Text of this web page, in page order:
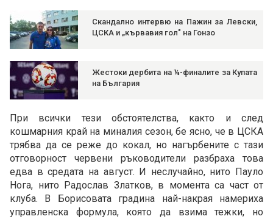
Скандално интервю на Пажин за Левски,
ЦСКА и „кървавия гол" на Гонзо
Жестоки дербита на ¼-финалите за Купата
на България
При всички тези обстоятелства, както и след
кошмарния край на миналия сезон, бе ясно, че в ЦСКА
трябва да се реже до кокал, но нагърбените с тази
отговорност червени ръководители разбраха това
едва в средата на август. И неслучайно, нито Пауло
Нога, нито Радослав Златков, в момента са част от
клуба. В Борисовата градина най-накрая намериха
управленска формула, която да взима тежки, но